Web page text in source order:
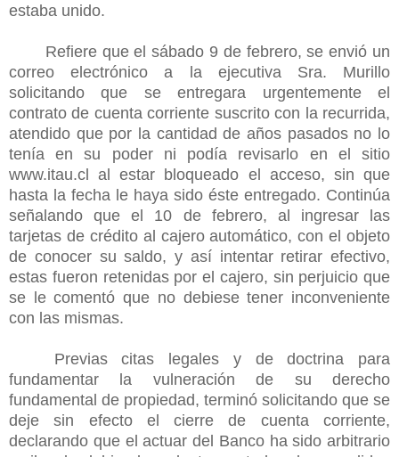
estaba unido.
Refiere que el sábado 9 de febrero, se envió un
correo electrónico a la ejecutiva Sra. Murillo
solicitando que se entregara urgentemente el
contrato de cuenta corriente suscrito con la recurrida,
atendido que por la cantidad de años pasados no lo
tenía en su poder ni podía revisarlo en el sitio
www.itau.cl al estar bloqueado el acceso, sin que
hasta la fecha le haya sido éste entregado. Continúa
señalando que el 10 de febrero, al ingresar las
tarjetas de crédito al cajero automático, con el objeto
de conocer su saldo, y así intentar retirar efectivo,
estas fueron retenidas por el cajero, sin perjuicio que
se le comentó que no debiese tener inconveniente
con las mismas.
Previas citas legales y de doctrina para
fundamentar la vulneración de su derecho
fundamental de propiedad, terminó solicitando que se
deje sin efecto el cierre de cuenta corriente,
declarando que el actuar del Banco ha sido arbitrario